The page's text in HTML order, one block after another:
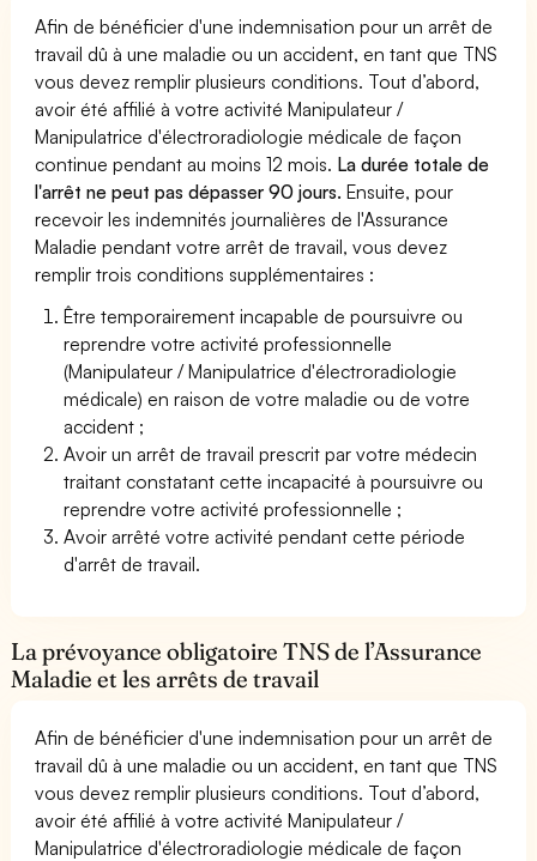
Afin de bénéficier d'une indemnisation pour un arrêt de
travail dû à une maladie ou un accident, en tant que TNS
vous devez remplir plusieurs conditions. Tout d’abord,
avoir été affilié à votre activité Manipulateur /
Manipulatrice d'électroradiologie médicale de façon
continue pendant au moins 12 mois. La durée totale de
l'arrêt ne peut pas dépasser 90 jours. Ensuite, pour
recevoir les indemnités journalières de l'Assurance
Maladie pendant votre arrêt de travail, vous devez
remplir trois conditions supplémentaires :
Être temporairement incapable de poursuivre ou
reprendre votre activité professionnelle
(Manipulateur / Manipulatrice d'électroradiologie
médicale) en raison de votre maladie ou de votre
accident ;
Avoir un arrêt de travail prescrit par votre médecin
traitant constatant cette incapacité à poursuivre ou
reprendre votre activité professionnelle ;
Avoir arrêté votre activité pendant cette période
d'arrêt de travail.
La prévoyance obligatoire TNS de l’Assurance
Maladie et les arrêts de travail
Afin de bénéficier d'une indemnisation pour un arrêt de
travail dû à une maladie ou un accident, en tant que TNS
vous devez remplir plusieurs conditions. Tout d’abord,
avoir été affilié à votre activité Manipulateur /
Manipulatrice d'électroradiologie médicale de façon